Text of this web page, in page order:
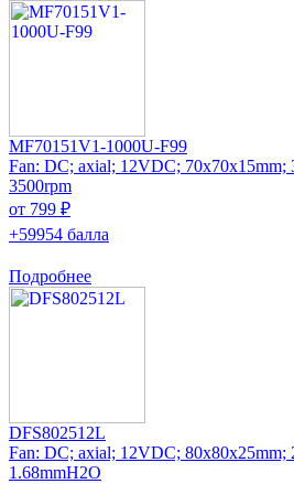
MF70151V1-1000U-F99
Fan: DC; axial; 12VDC; 70x70x15mm;
3500rpm
от 799 ₽
+59954 балла
Подробнее
DFS802512L
Fan: DC; axial; 12VDC; 80x80x25mm;
1.68mmH2O